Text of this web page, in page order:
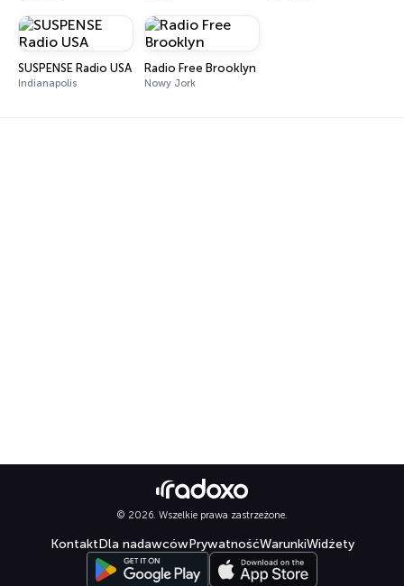
SUSPENSE Radio USA
Indianapolis
Radio Free Brooklyn
Nowy Jork
© 2026. Wszelkie prawa zastrzeżone.
KontaktDla nadawcówPrywatnośćWarunkiWidżety